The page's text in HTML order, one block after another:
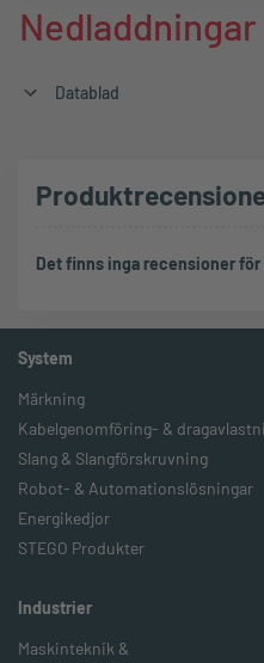
Nedladdningar
Datablad
Det finns inga recensioner
System
Märkning
Kabelgenomföring- &
Slang & Slangförskruvning
Robot- & Automationslösningar
Energikedjor
STEGO Produkter
Industrier
Maskinteknik &